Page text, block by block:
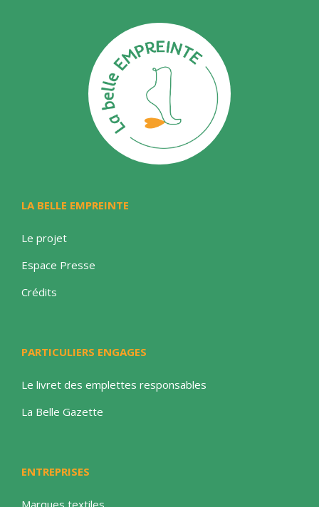
LA BELLE EMPREINTE
Le projet
Espace Presse
Crédits
PARTICULIERS ENGAGES
Le livret des emplettes responsables
La Belle Gazette
ENTREPRISES